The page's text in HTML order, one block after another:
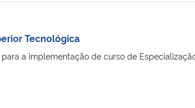
Tecnológica
a implementação de curso de